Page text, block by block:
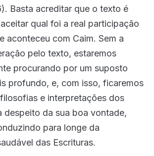
Basta acreditar que o texto é
qual foi a real participação
aconteceu com Caim. Sem a
pelo texto, estaremos
procurando por um suposto
profundo, e, com isso, ficaremos
e interpretações dos
despeito da sua boa vontade,
para longe da
das Escrituras.